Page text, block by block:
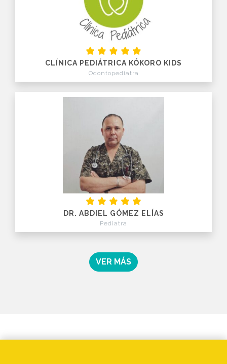
CLÍNICA PEDIÁTRICA KÓKORO KIDS
Odontopediatra
DR. ABDIEL GÓMEZ ELÍAS
Pediatra
VER MÁS